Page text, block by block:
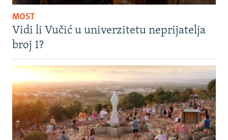
MOST
Vidi li Vučić u univerzitetu neprijatelja
broj 1?